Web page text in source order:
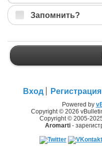
Запомнить?
Вход Регистрация
Powered by
Copyright © 2026
Copyright © 2005-
Aromarti-